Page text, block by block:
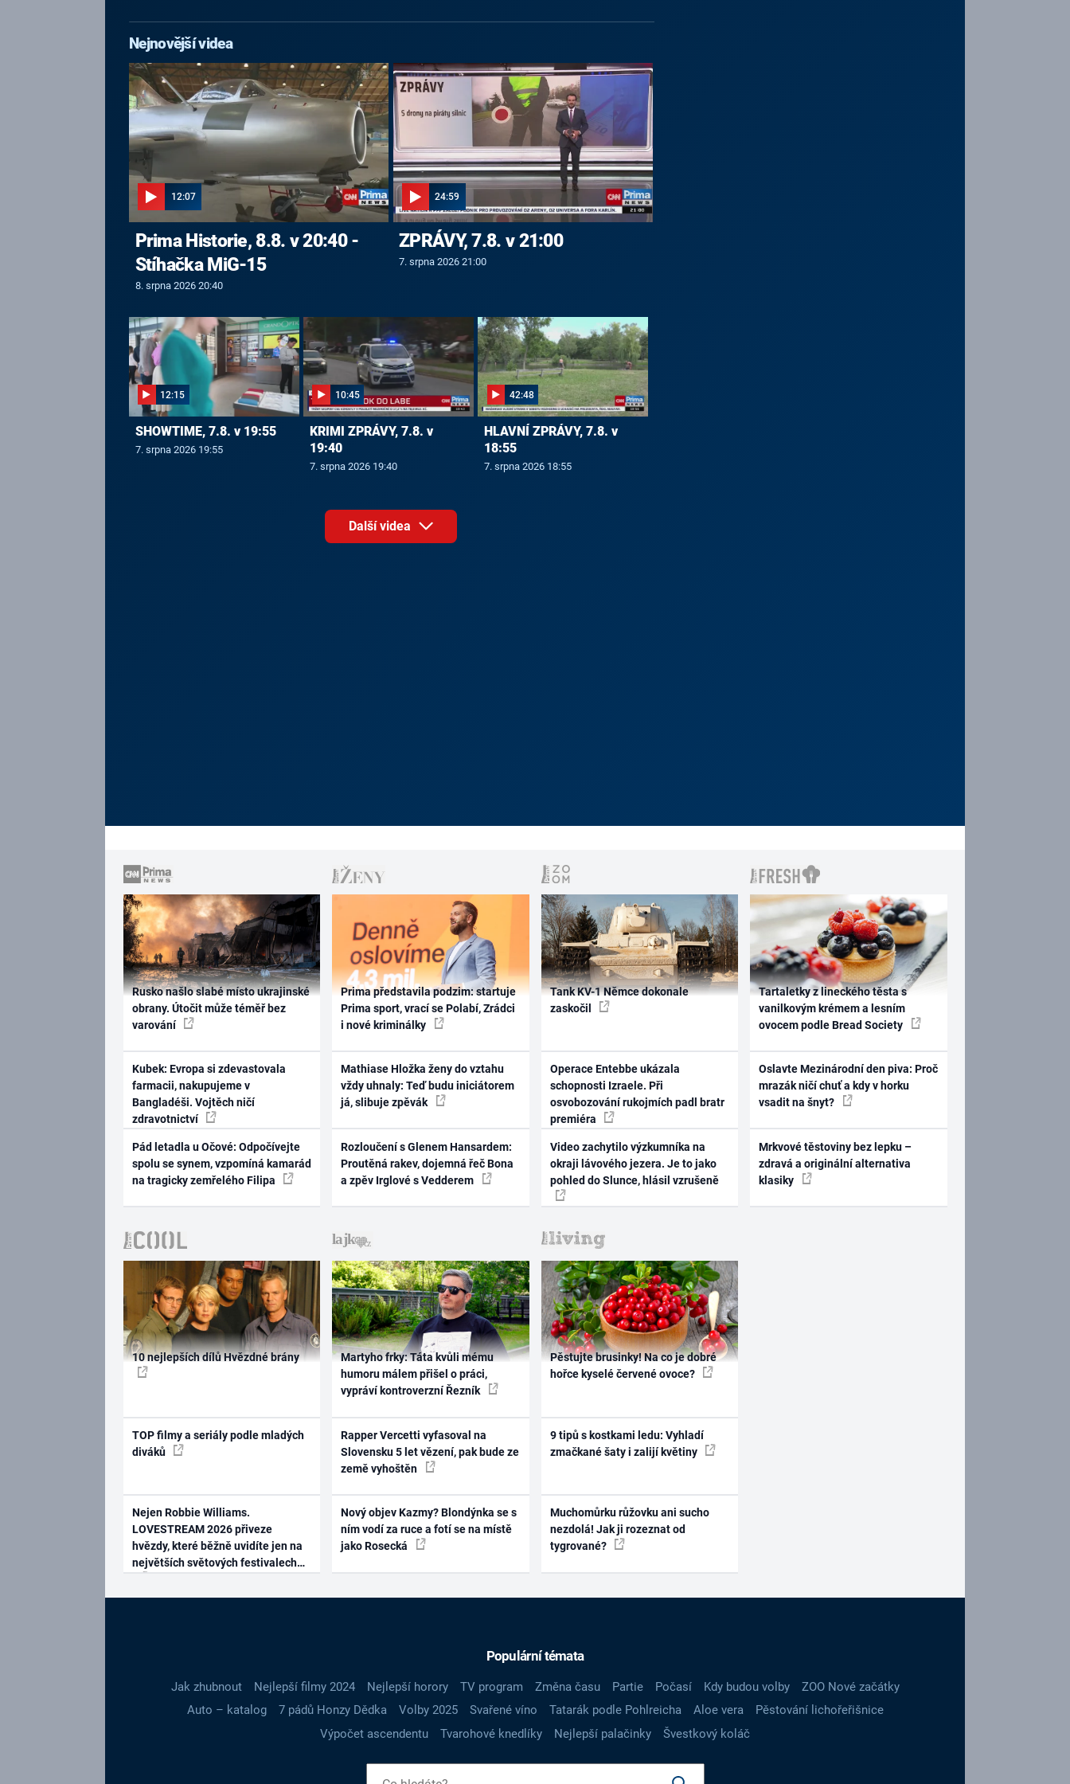
Nejnovější videa
12:07
Prima Historie, 8.8. v 20:40 -
Stíhačka MiG-15
8. srpna 2026 20:40
24:59
ZPRÁVY, 7.8. v 21:00
7. srpna 2026 21:00
12:15
SHOWTIME, 7.8. v 19:55
7. srpna 2026 19:55
10:45
KRIMI ZPRÁVY, 7.8. v
19:40
7. srpna 2026 19:40
42:48
HLAVNÍ ZPRÁVY, 7.8. v
18:55
7. srpna 2026 18:55
Další videa
Rusko našlo slabé místo ukrajinské
obrany. Útočit může téměř bez
varování
Kubek: Evropa si zdevastovala
farmacii, nakupujeme v
Bangladéši. Vojtěch ničí
zdravotnictví
Pád letadla u Očové: Odpočívejte
spolu se synem, vzpomíná kamarád
na tragicky zemřelého Filipa
Prima představila podzim: startuje
Prima sport, vrací se Polabí, Zrádci
i nové kriminálky
Mathiase Hložka ženy do vztahu
vždy uhnaly: Teď budu iniciátorem
já, slibuje zpěvák
Rozloučení s Glenem Hansardem:
Proutěná rakev, dojemná řeč Bona
a zpěv Irglové s Vedderem
Tank KV-1 Němce dokonale
zaskočil
Operace Entebbe ukázala
schopnosti Izraele. Při
osvobozování rukojmích padl bratr
premiéra
Video zachytilo výzkumníka na
okraji lávového jezera. Je to jako
pohled do Slunce, hlásil vzrušeně
Tartaletky z lineckého těsta s
vanilkovým krémem a lesním
ovocem podle Bread Society
Oslavte Mezinárodní den piva: Proč
mrazák ničí chuť a kdy v horku
vsadit na šnyt?
Mrkvové těstoviny bez lepku –
zdravá a originální alternativa
klasiky
10 nejlepších dílů Hvězdné brány
TOP filmy a seriály podle mladých
diváků
Nejen Robbie Williams.
LOVESTREAM 2026 přiveze
hvězdy, které běžně uvidíte jen na
největších světových festivalech
Martyho frky: Táta kvůli mému
humoru málem přišel o práci,
vypráví kontroverzní Řezník
Rapper Vercetti vyfasoval na
Slovensku 5 let vězení, pak bude ze
země vyhoštěn
Nový objev Kazmy? Blondýnka se s
ním vodí za ruce a fotí se na místě
jako Rosecká
Pěstujte brusinky! Na co je dobré
hořce kyselé červené ovoce?
9 tipů s kostkami ledu: Vyhladí
zmačkané šaty i zalijí květiny
Muchomůrku růžovku ani sucho
nezdolá! Jak ji rozeznat od
tygrované?
Populární témata
Jak zhubnout Nejlepší filmy 2024 Nejlepší horory TV program Změna času Partie Počasí Kdy budou volby
ZOO Nové začátky
Auto – katalog
7 pádů Honzy Dědka Volby 2025 Svařené víno Tatarák podle Pohlreicha Aloe vera
Pěstování lichořeřišnice
Výpočet ascendentu
Tvarohové knedlíky Nejlepší palačinky Švestkový koláč